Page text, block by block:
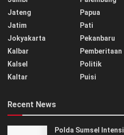
Jateng
Jatim
Jokyakarta
Kalbar
Kalsel
Kaltar
Papua
Pati
Pekanbaru
Pemberitaan
Politik
Puisi
Recent News
Polda Sumsel